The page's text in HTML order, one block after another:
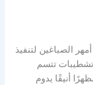
الصباغين لتنفيذ
تشطيبات تتسم
أنيقًا يدوم